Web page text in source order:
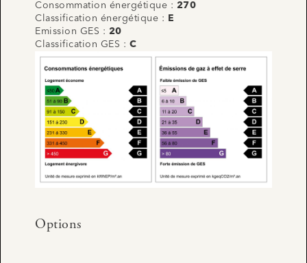
Consommation énergétique : 270
Classification énergétique :
E
Emission GES : 20
Classification GES : C
Options